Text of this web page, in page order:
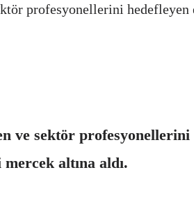
profesyonellerini
ve sektör
altına aldı.